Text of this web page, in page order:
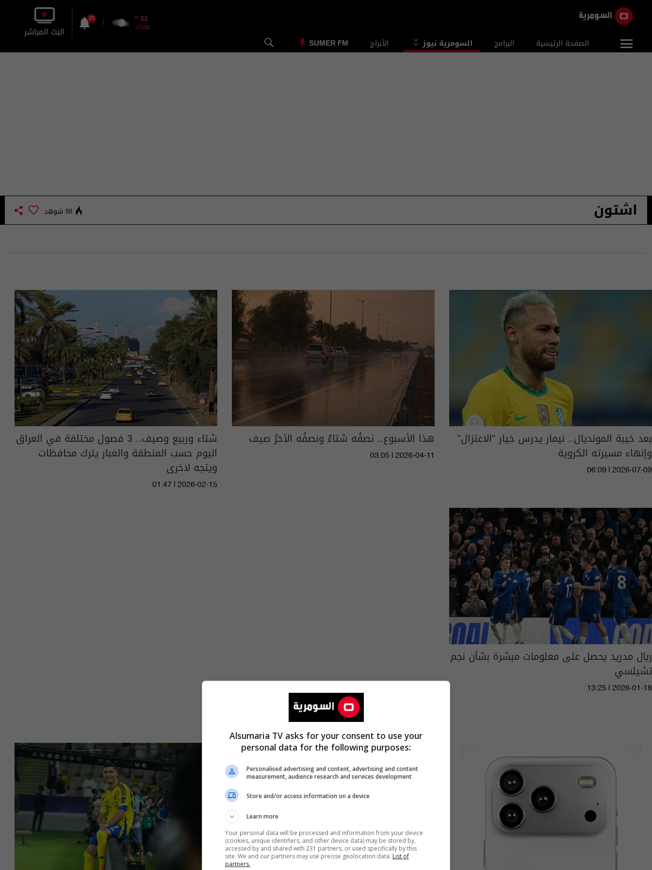
الصفحة الرئيسية البرامج السومرية نيوز الأبراج SUMER FM
32
o
بغداد
25
البث المباشر
اشتون 88 شوهد
بعد خيبة المونديال.. نيمار يدرس خيار "الاعتزال"
وإنهاء مسيرته الكروية
06:09 | 2026-07-09
هذا الأسبوع.. نصفُه شتاءٌ ونصفُه الآخرُ صيف
03:05 | 2026-04-11
شتاء وربيع وصيف.. 3 فصول مختلفة في العراق
اليوم حسب المنطقة والغبار يترك محافظات
ويتجه لاخرى
01:47 | 2026-02-15
ريال مدريد يحصل على معلومات مبشرة بشأن نجم
تشيلسي
13:25 | 2026-01-18
Alsumaria TV asks for your consent to use your
personal data for the following purposes:
Personalised advertising and content, advertising and content
measurement, audience research and services development
Store and/or access information on a device
Learn more
Your personal data will be processed and information from your device
(cookies, unique identifiers, and other device data) may be stored by,
accessed by and shared with 231 partners, or used specifically by this
site. We and our partners may use precise geolocation data. List of
partners.